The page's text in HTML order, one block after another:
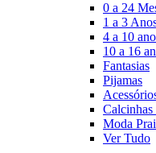
0 a 24
1 a 3
4 a 10
10 a 16
Fantasias
Pijamas
Calcinhas
Moda
Ver Tudo